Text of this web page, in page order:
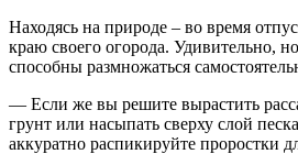
Находясь на природе – во время
краю своего огорода. Удивительно,
способны размножаться
— Если же вы решите вырастить
грунт или насыпать сверху слой
аккуратно распикируйте